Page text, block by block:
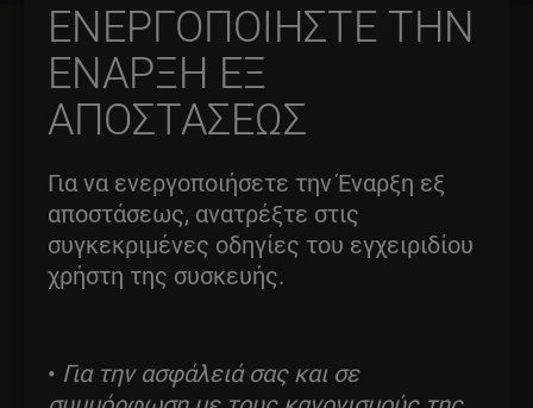
ΕΝΕΡΓΟΠΟΙΗΣΤΕ ΤΗΝ
ΕΝΑΡΞΗ ΕΞ
ΑΠΟΣΤΑΣΕΩΣ
Για να ενεργοποιήσετε την Έναρξη εξ
αποστάσεως, ανατρέξτε στις
συγκεκριμένες οδηγίες του εγχειριδίου
χρήστη της συσκευής.
• Για την ασφάλειά σας και σε